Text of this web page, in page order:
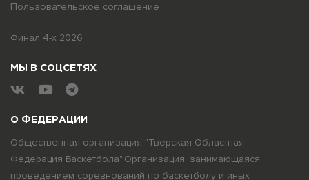
О ФЕДЕРАЦИИ
Общественная организация "Тверская Областная
Федерация Баскетбола".Организация, занимающаяся
проведением соревнований по баскетболу и иных
Пользовательское соглашение
Финал 4-х 2026
МЫ В СОЦСЕТЯХ